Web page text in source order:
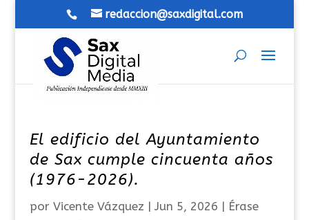
redaccion@saxdigital.com
El edificio del Ayuntamiento
de Sax cumple cincuenta años
(1976-2026).
por Vicente Vázquez | Jun 5, 2026 | Érase